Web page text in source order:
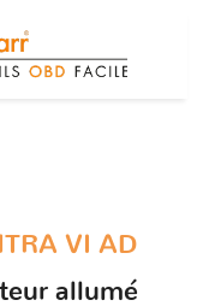
VI AD
allumé